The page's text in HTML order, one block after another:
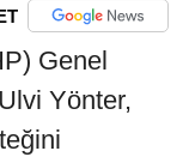
Genel
Yönter,